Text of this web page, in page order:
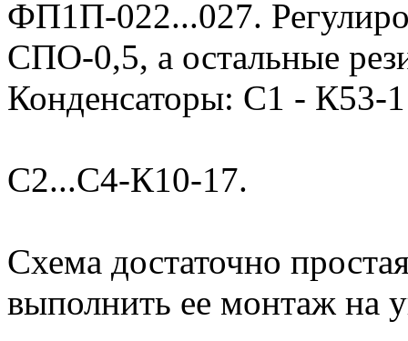
ФП1П-022...027.
СПО-0,5, а остальные
Конденсаторы: С1 - К53-
С2...С4-К10-17.
Схема достаточно
выполнить ее монтаж на